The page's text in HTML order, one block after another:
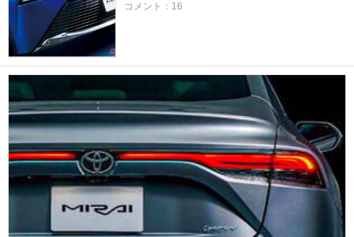
コメント：16